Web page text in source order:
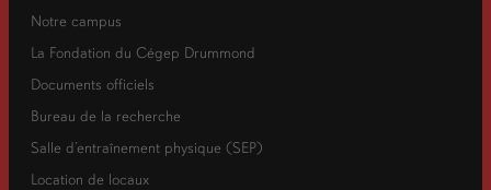
Notre campus
La Fondation du Cégep Drummond
Documents officiels
Bureau de la recherche
Salle d’entraînement physique (SEP)
Location de locaux